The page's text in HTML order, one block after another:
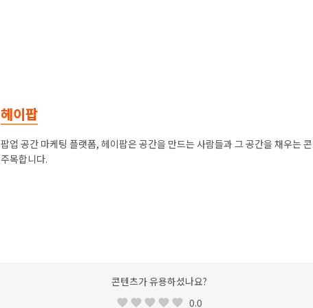
헤이팝
팝업 공간 마케팅 플랫폼, 헤이팝은 공간을 만드는 사람들과 그 공간을 채우는
주목합니다.
콘텐츠가 유용하셨나요?
0.0